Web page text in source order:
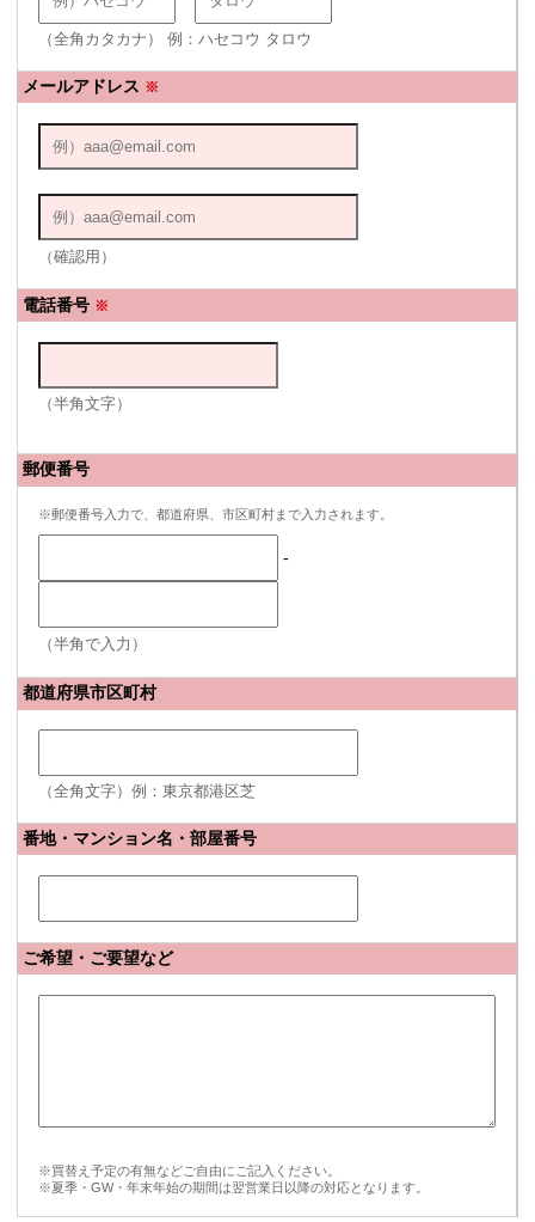
（全角カタカナ） 例：ハセコウ タロウ
メールアドレス ※
（確認用）
電話番号 ※
（半角文字）
郵便番号
※郵便番号入力で、都道府県、市区町村まで入力されます。
-
（半角で入力）
都道府県市区町村
（全角文字）例：東京都港区芝
番地・マンション名・部屋番号
ご希望・ご要望など
※買替え予定の有無などご自由にご記入ください。
※夏季・GW・年末年始の期間は翌営業日以降の対応となります。